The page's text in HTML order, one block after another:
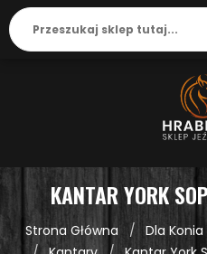
KANTAR YORK
Strona Główna Dla Konia